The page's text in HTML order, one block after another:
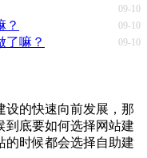
09-10
？ 09-10
了嘛？ 09-10
设的快速向前发展，那
到底要如何选择网站建
的时候都会选择自助建